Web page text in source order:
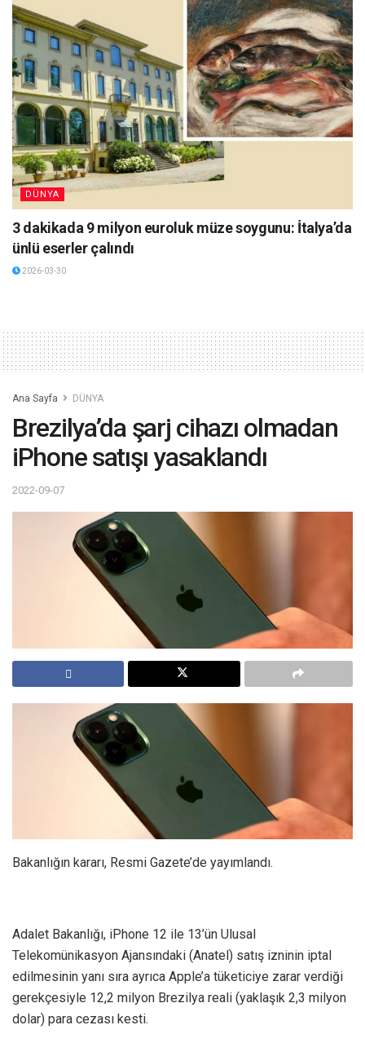
DÜNYA
3 dakikada 9 milyon euroluk müze soygunu: İtalya’da
ünlü eserler çalındı
2026-03-30
Ana Sayfa DÜNYA
Brezilya’da şarj cihazı olmadan
iPhone satışı yasaklandı
2022-09-07
Bakanlığın kararı, Resmi Gazete’de yayımlandı.
Adalet Bakanlığı, iPhone 12 ile 13’ün Ulusal
Telekomünikasyon Ajansındaki (Anatel) satış izninin iptal
edilmesinin yanı sıra ayrıca Apple’a tüketiciye zarar verdiği
gerekçesiyle 12,2 milyon Brezilya reali (yaklaşık 2,3 milyon
dolar) para cezası kesti.